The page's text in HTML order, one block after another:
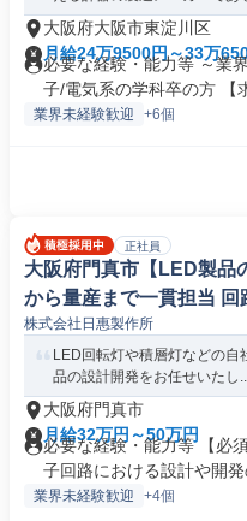
大阪府大阪市東淀川区
月給24万9500円～33万
必要な経験・能力等 ～業
子/電気系の学科卒の方 【
業界未経験歓迎 +6個
正社員
大阪府門真市【LED製品
から量産まで一貫担当 回
株式会社日惠製作所
LED回転灯や積層灯などの
品の設計開発をお任せいたし
大阪府門真市
月給32万円～50万円
必要な経験・能力等 【必
子回路における設計や開発
業界未経験歓迎 +4個